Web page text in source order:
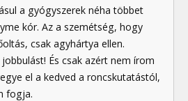
a gyógyszerek néha többet
kór. Az a szemétség, hogy
csak agyhártya ellen.
És csak azért nem írom
el a kedved a roncskutatástól,
fogja.